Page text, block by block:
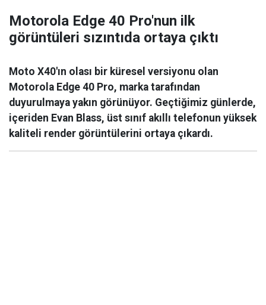
Motorola Edge 40 Pro'nun ilk
görüntüleri sızıntıda ortaya çıktı
Moto X40'ın olası bir küresel versiyonu olan
Motorola Edge 40 Pro, marka tarafından
duyurulmaya yakın görünüyor. Geçtiğimiz günlerde,
içeriden Evan Blass, üst sınıf akıllı telefonun yüksek
kaliteli render görüntülerini ortaya çıkardı.